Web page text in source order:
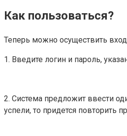
Как пользоваться?
Теперь можно осуществить
1. Введите логин и пароль,
2. Система предложит ввести
успели, то придется повторить